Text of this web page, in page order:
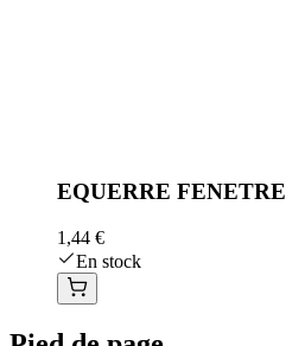
EQUERRE FENETRE
1,44 €
En stock